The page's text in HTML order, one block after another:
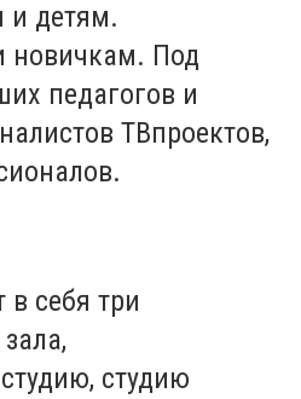
и детям.
новичкам. Под
педагогов и
ТВпроектов,
себя три
студию